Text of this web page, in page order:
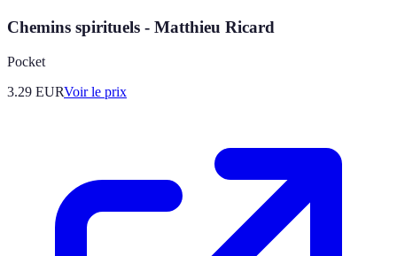
Chemins spirituels - Matthieu Ricard
Pocket
3.29 EURVoir le prix